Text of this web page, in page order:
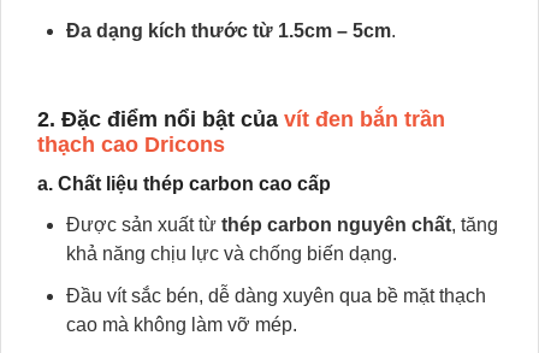
Đa dạng kích thước từ 1.5cm – 5cm.
2. Đặc điểm nổi bật của vít đen bắn trần
thạch cao Dricons
a. Chất liệu thép carbon cao cấp
Được sản xuất từ thép carbon nguyên chất, tăng
khả năng chịu lực và chống biến dạng.
Đầu vít sắc bén, dễ dàng xuyên qua bề mặt thạch
cao mà không làm vỡ mép.